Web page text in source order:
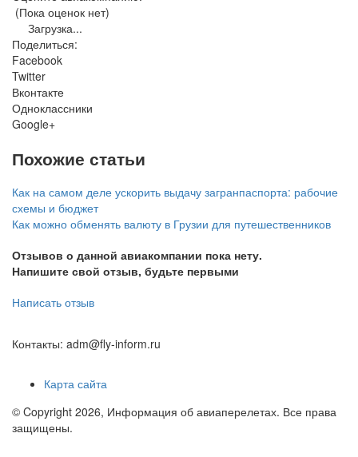
(Пока оценок нет)
Загрузка...
Поделиться:
Facebook
Twitter
Вконтакте
Одноклассники
Google+
Похожие статьи
Как на самом деле ускорить выдачу загранпаспорта: рабочие
схемы и бюджет
Как можно обменять валюту в Грузии для путешественников
Отзывов о данной авиакомпании пока нету.
Напишите свой отзыв, будьте первыми
Написать отзыв
Контакты: adm@fly-inform.ru
Карта сайта
© Copyright 2026, Информация об авиаперелетах. Все права
защищены.